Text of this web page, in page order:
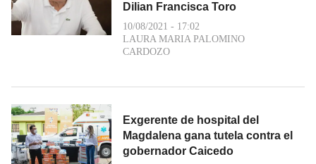
Dilian Francisca Toro
10/08/2021 - 17:02
LAURA MARIA PALOMINO
CARDOZO
Exgerente de hospital del
Magdalena gana tutela contra el
gobernador Caicedo